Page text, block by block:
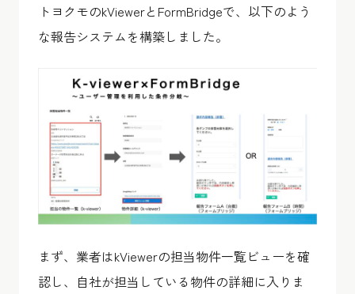
トヨクモのkViewerとFormBridgeで、以下のよう
な報告システムを構築しました。
まず、業者はkViewerの担当物件一覧ビューを確
認し、自社が担当している物件の詳細に入りま